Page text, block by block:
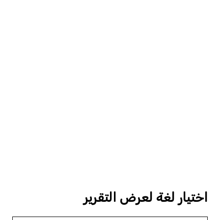
اختيار لغة لعرض التقرير